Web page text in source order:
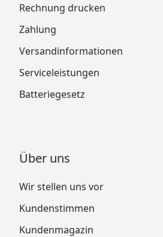
Rechnung drucken
Zahlung
Versandinformationen
Serviceleistungen
Batteriegesetz
Über uns
Wir stellen uns vor
Kundenstimmen
Kundenmagazin